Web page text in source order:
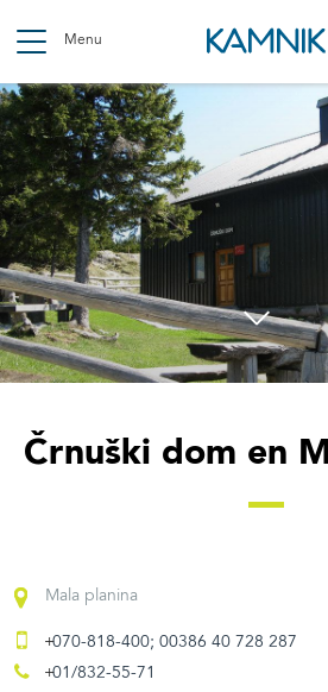
content
Menu
Črnuški dom en
Mala planina
070-818-400; 00386 40 728 287
01/832-55-71